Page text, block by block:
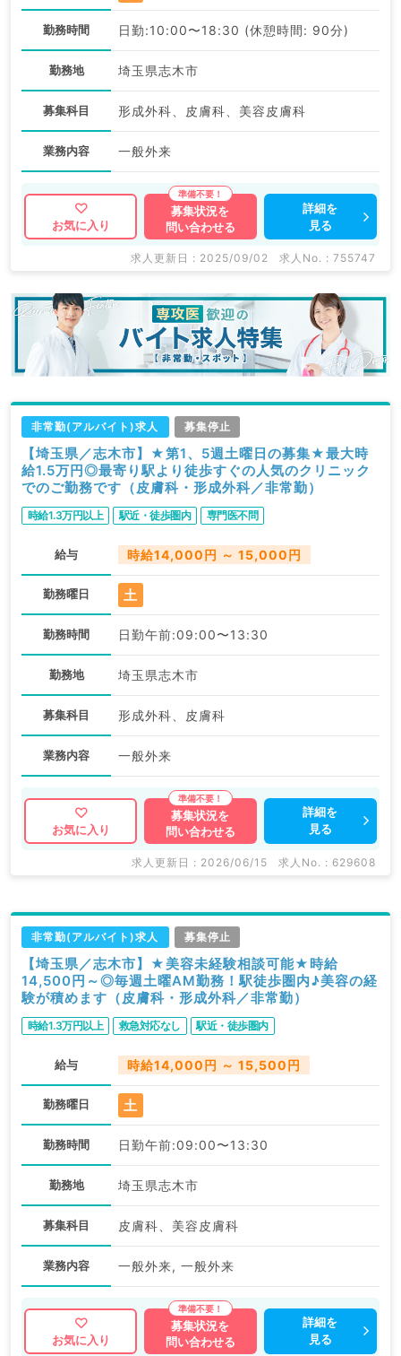
勤務時間 日勤:10:00〜18:30 (休憩時間: 90分)
勤務地 埼玉県志木市
募集科目 形成外科、皮膚科、美容皮膚科
業務内容 一般外来
お気に入り
募集状況を
問い合わせる
詳細を
見る
求人更新日 : 2025/09/02 求人No. : 755747
非常勤(アルバイト)求人 募集停止
【埼玉県／志木市】★第1、5週土曜日の募集★最大時
給1.5万円◎最寄り駅より徒歩すぐの人気のクリニック
でのご勤務です（皮膚科・形成外科／非常勤）
時給1.3万円以上 駅近・徒歩圏内 専門医不問
給与 時給14,000円 ～ 15,000円
勤務曜日 土
勤務時間 日勤午前:09:00〜13:30
勤務地 埼玉県志木市
募集科目 形成外科、皮膚科
業務内容 一般外来
お気に入り
募集状況を
問い合わせる
詳細を
見る
求人更新日 : 2026/06/15 求人No. : 629608
非常勤(アルバイト)求人 募集停止
【埼玉県／志木市】★美容未経験相談可能★時給
14,500円～◎毎週土曜AM勤務！駅徒歩圏内♪美容の経
験が積めます（皮膚科・形成外科／非常勤）
時給1.3万円以上 救急対応なし 駅近・徒歩圏内
給与 時給14,000円 ～ 15,500円
勤務曜日 土
勤務時間 日勤午前:09:00〜13:30
勤務地 埼玉県志木市
募集科目 皮膚科、美容皮膚科
業務内容 一般外来, 一般外来
お気に入り
募集状況を
問い合わせる
詳細を
見る